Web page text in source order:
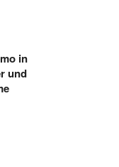
in
und